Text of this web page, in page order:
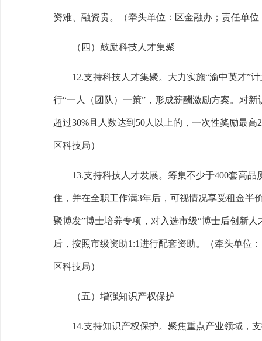
资难、融资贵。 （牵头单位：区金融办；责任单
（四）鼓励科技人才集聚
12.支持科技人才集聚。 大力实施“渝中英才”计
行“一人（团队）一策” ，形成薪酬激励方案。对
超过30% 且人数达到 50 人以上的，一次性奖励最高
区科技局）
13.支持科技人才发展。 筹集不少于400套高品
住，并在全职工作满3年后，可视情况享受租金半
聚博发”博士培养专项，对入选市级“博士后创新人
后，按照市级资助1:1进行配套资助。 （牵头单位
区科技局）
（五）增强知识产权保护
14.支持知识产权保护。 聚焦重点产业领域，